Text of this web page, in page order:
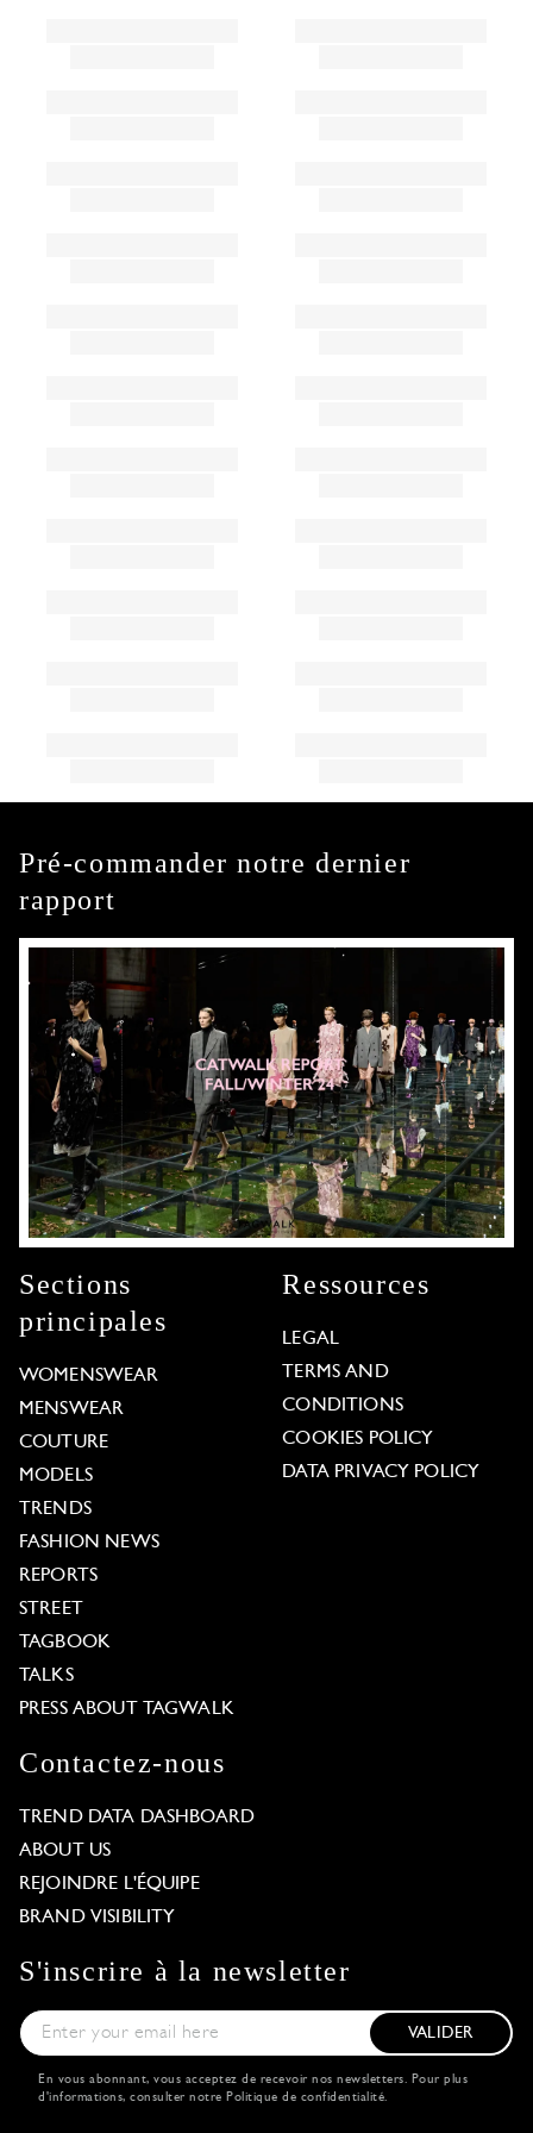
Pré-commander notre dernier
rapport
Sections
principales
WOMENSWEAR
MENSWEAR
COUTURE
MODELS
TRENDS
FASHION NEWS
REPORTS
STREET
TAGBOOK
TALKS
PRESS ABOUT TAGWALK
Ressources
LEGAL
TERMS AND
CONDITIONS
COOKIES POLICY
DATA PRIVACY POLICY
Contactez-nous
TREND DATA DASHBOARD
ABOUT US
REJOINDRE L'ÉQUIPE
BRAND VISIBILITY
S'inscrire à la newsletter
VALIDER
En vous abonnant, vous acceptez de recevoir nos newsletters. Pour plus
d'informations, consulter notre Politique de confidentialité.